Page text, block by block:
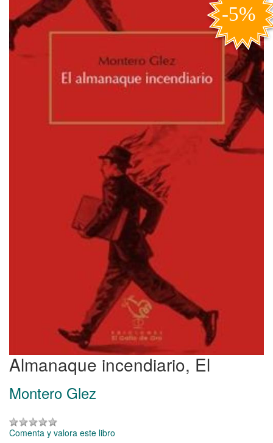
Almanaque incendiario, El
Montero Glez
Comenta y valora este libro